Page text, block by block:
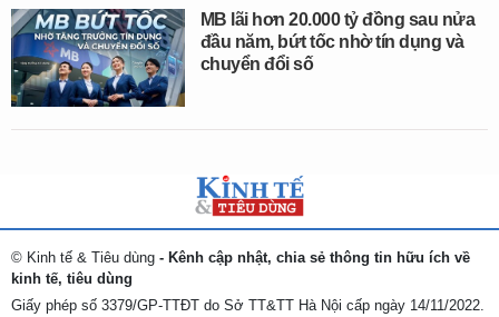
MB lãi hơn 20.000 tỷ đồng sau nửa
đầu năm, bứt tốc nhờ tín dụng và
chuyển đổi số
© Kinh tế & Tiêu dùng - Kênh cập nhật, chia sẻ thông tin hữu ích về
kinh tế, tiêu dùng
Giấy phép số 3379/GP-TTĐT do Sở TT&TT Hà Nội cấp ngày 14/11/2022.